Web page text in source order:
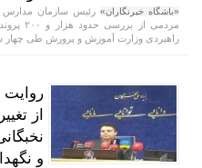
«باشگاه خبرنگاران» رئیس سازمان مدارس
مردمی
راهبردی وزارت آموزش و پرورش طی چهار
روایت
از
و